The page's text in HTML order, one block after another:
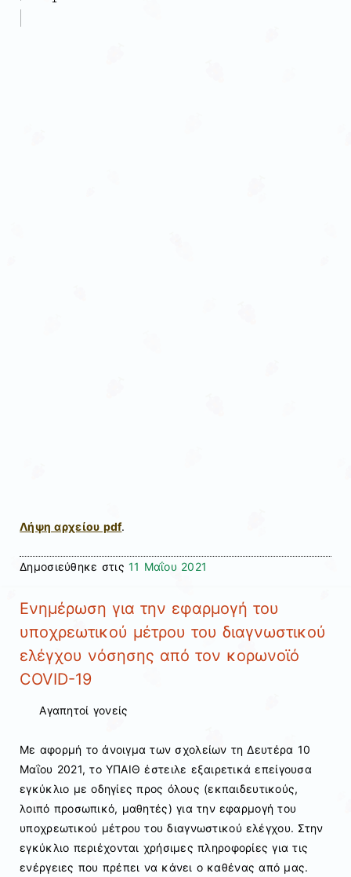
Λήψη αρχείου pdf.
Δημοσιεύθηκε στις 11 Μαΐου 2021
Ενημέρωση για την εφαρμογή του
υποχρεωτικού μέτρου του διαγνωστικού
ελέγχου νόσησης από τον κορωνοϊό
COVID-19
Αγαπητοί γονείς
Με αφορμή το άνοιγμα των σχολείων τη Δευτέρα 10
Μαΐου 2021, το ΥΠΑΙΘ έστειλε εξαιρετικά επείγουσα
εγκύκλιο με οδηγίες προς όλους (εκπαιδευτικούς,
λοιπό προσωπικό, μαθητές) για την εφαρμογή του
υποχρεωτικού μέτρου του διαγνωστικού ελέγχου. Στην
εγκύκλιο περιέχονται χρήσιμες πληροφορίες για τις
ενέργειες που πρέπει να κάνει ο καθένας από μας.